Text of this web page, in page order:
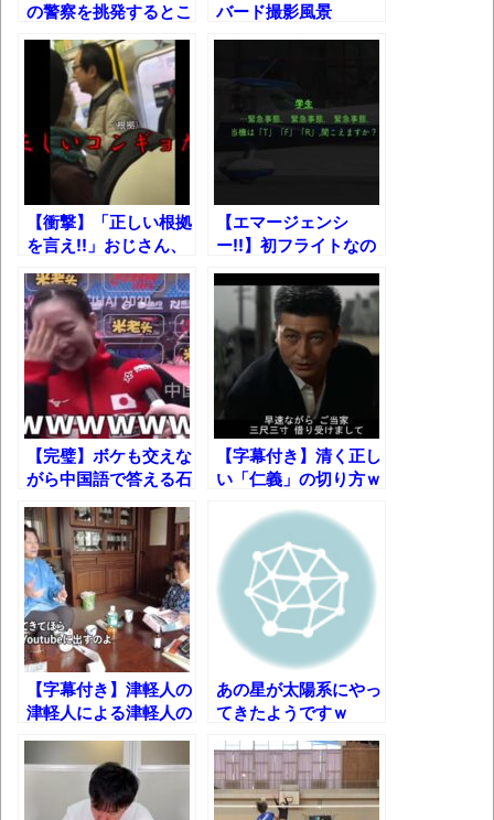
す(若干ネタバレあり) 26/07/25
マケイン9巻＆アニメ公式ガイド感想
独学で挑んだ2026年二級建築士学科試験結
果速報（仮）
体験談：仕事で同じビルの中に入っている
グループ会社の嫁子 [ほのぼの]
葉月つばさちゃん、昔から見てるんだけど
壊れたエアコンと歌えないボク
バージョンアップ情報更新 AOMEI
Backupper Standard 8.3.0 などバージョンア
ップ
高嶋ちさ子、ダウン症の姉が暴行事件！事
件の一部始終と衝撃の結末
【呆然】北海道旅行ワイ「ウニイクラ丼特
盛で食うぞ！！！うおおおおおおお
お！！！！！」→結
果･････････････････････････････
【動画】カニ、ちょっかい出してきた陰に
ブチギレ
長野県のなめこのデカさが規格外だったｗ
ｗ
新装版「ご冗談でしょう、ファインマンさ
ん（上）（下）」発売
の警察を挑発するとこ
うなる。
バード撮影風景
【衝撃】「正しい根拠
を言え!!」おじさん、
現る【字幕付き】
【エマージェンシ
ー!!】初フライトなの
に同乗する教官が意識
を失くしてしまった結
果!!【字幕付き】
【完璧】ボケも交えな
がら中国語で答える石
川佳純ｗ【字幕付き】
【字幕付き】清く正し
い「仁義」の切り方ｗ
【字幕付き】津軽人の
津軽人による津軽人の
ための本気の津軽弁！
あの星が太陽系にやっ
てきたようですｗ